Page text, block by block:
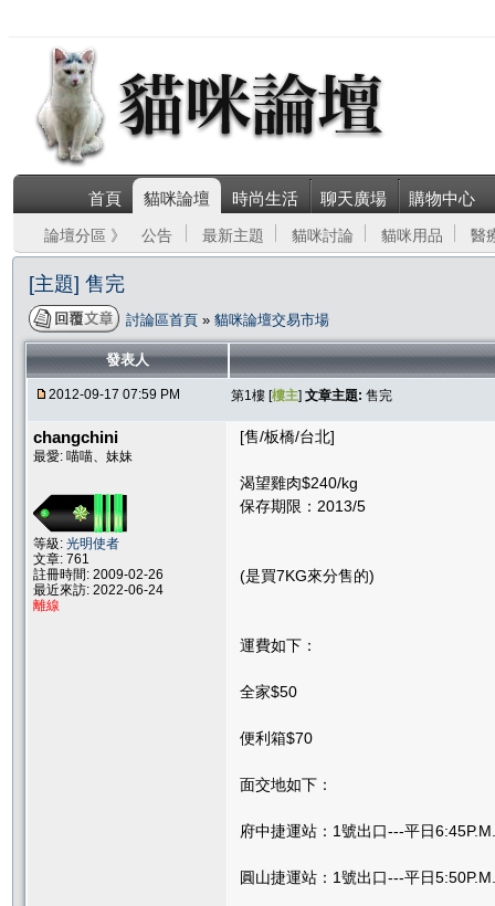
首頁 貓咪論壇 時尚生活 聊天廣場 購物中心
論壇分區 》 公告 最新主題 貓咪討論 貓咪用品 醫
[主題] 售完
討論區首頁 » 貓咪論壇交易市場
發表人
2012-09-17 07:59 PM 第1樓 [樓主] 文章主題: 售完
changchini
最愛: 喵喵、妹妹
等級: 光明使者
文章: 761
註冊時間: 2009-02-26
最近來訪: 2022-06-24
離線
[售/板橋/台北]
渴望雞肉$240/kg
保存期限：2013/5
(是買7KG來分售的)
運費如下：
全家$50
便利箱$70
面交地如下：
府中捷運站：1號出口---平日
圓山捷運站：1號出口---平日5:50P.M.